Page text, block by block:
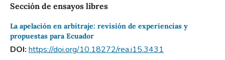
Sección de ensayos libres
La apelación en arbitraje: revisión de experiencias y
propuestas para Ecuador
DOI: https://doi.org/10.18272/rea.i15.3431